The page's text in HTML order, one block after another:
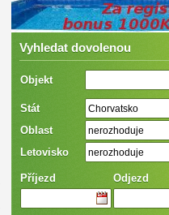
Vyhledat dovolenou
Objekt
Stát Chorvatsko
Oblast nerozhoduje
Letovisko nerozhoduje
Příjezd Odjezd